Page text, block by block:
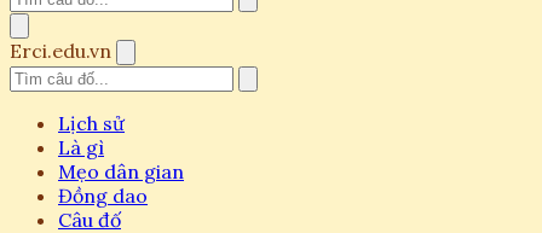
Erci.edu.vn
Lịch sử
Là gì
Mẹo dân gian
Đồng dao
Câu đố